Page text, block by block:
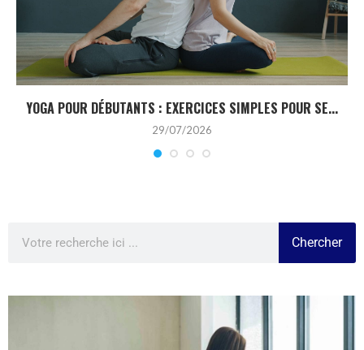
YOGA POUR DÉBUTANTS : EXERCICES SIMPLES POUR SE...
29/07/2026
Chercher